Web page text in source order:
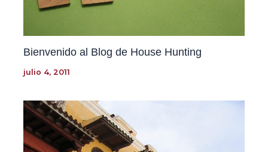
Bienvenido al Blog de House Hunting
julio 4, 2011